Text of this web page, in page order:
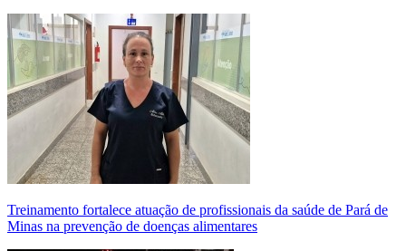
Treinamento fortalece atuação de profissionais da saúde de Pará de
Minas na prevenção de doenças alimentares